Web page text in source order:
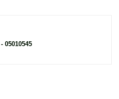
05010545